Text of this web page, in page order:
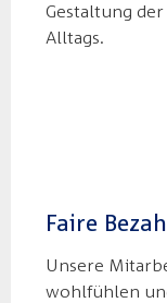
Gestaltung
Alltags.
Faire
Unsere
wohlfühlen